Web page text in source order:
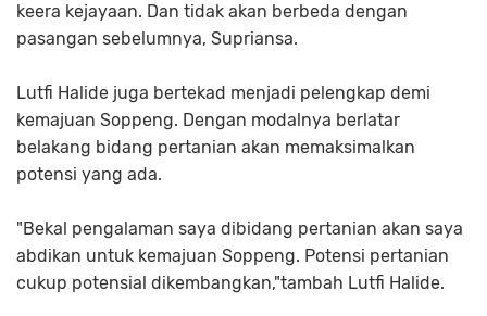
keera kejayaan. Dan tidak akan berbeda dengan
pasangan sebelumnya, Supriansa.
Lutfi Halide juga bertekad menjadi pelengkap demi
kemajuan Soppeng. Dengan modalnya berlatar
belakang bidang pertanian akan memaksimalkan
potensi yang ada.
"Bekal pengalaman saya dibidang pertanian akan saya
abdikan untuk kemajuan Soppeng. Potensi pertanian
cukup potensial dikembangkan,"tambah Lutfi Halide.